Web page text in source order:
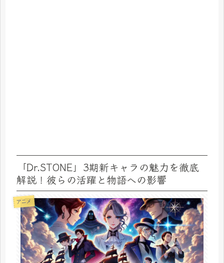
「Dr.STONE」3期新キャラの魅力を徹底
解説！彼らの活躍と物語への影響
アニメ